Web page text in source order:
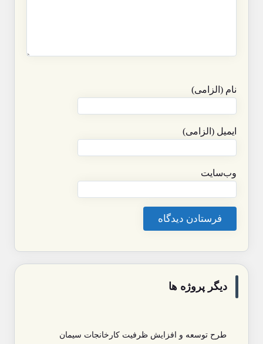
نام (الزامی)
ایمیل (الزامی)
وب‌سایت
دیگر پروژه ها
طرح توسعه و افزایش ظرفیت کارخانجات سیمان